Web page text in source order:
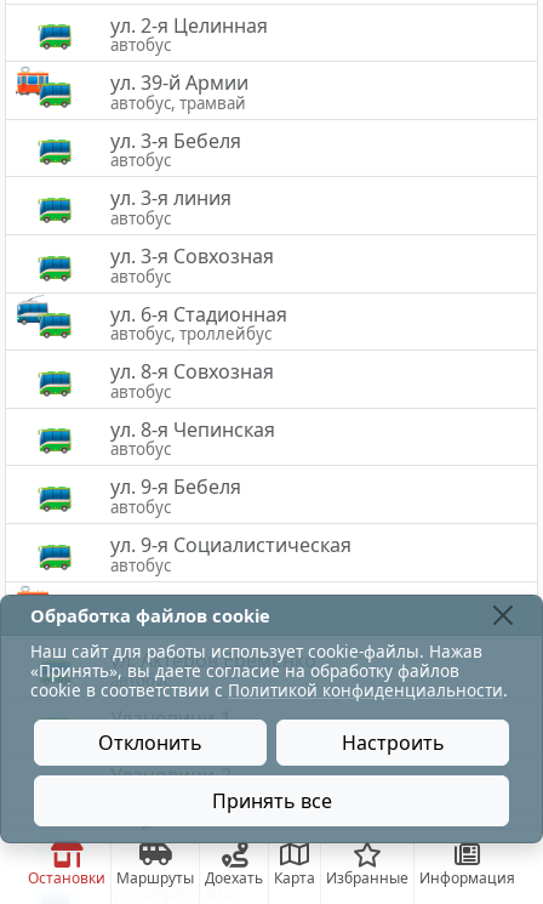
Остановки Маршруты Доехать Карта Избранные Информация
ул. 2-я Целинная
автобус
ул. 39-й Армии
автобус, трамвай
ул. 3-я Бебеля
автобус
ул. 3-я линия
автобус
ул. 3-я Совхозная
автобус
ул. 6-я Стадионная
автобус, троллейбус
ул. 8-я Совхозная
автобус
ул. 8-я Чепинская
автобус
ул. 9-я Бебеля
автобус
ул. 9-я Социалистическая
автобус
ул. Академика Павлова
автобус, трамвай
ул. Актёров Ерёменко
автобус
Улановичи-1
автобус
Улановичи-2
ул. Баграмяна
автобус
ул. Берестеня
Обработка файлов cookie
Наш сайт для работы использует cookie-файлы. Нажав
«Принять», вы даете согласие на обработку файлов
cookie в соответствии с Политикой конфиденциальности.
Отклонить Настроить
Принять все